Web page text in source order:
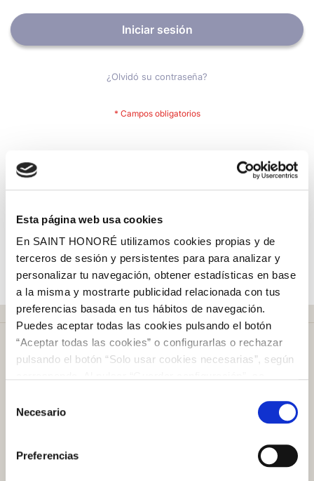
Esta página web usa cookies
En SAINT HONORÉ utilizamos cookies propias y de
terceros de sesión y persistentes para para analizar y
personalizar tu navegación, obtener estadísticas en base
a la misma y mostrarte publicidad relacionada con tus
preferencias basada en tus hábitos de navegación.
Puedes aceptar todas las cookies pulsando el botón
“Aceptar todas las cookies” o configurarlas o rechazar
pulsando el botón “Solo usar cookies necesarias”, según
no has seleccionado ninguna opción, pulsar este botón
equivaldrá a rechazar todas las cookies. Si deseas
obtener más información consulta nuestra Política de
Cookiesaquí
Necesario
Preferencias
Iniciar sesión
¿Olvidó su contraseña?
Crear una cuenta tiene muchos beneficios: Pago más rápido,
más.
Crear una cuenta